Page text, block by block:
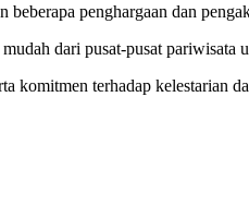
beberapa penghargaan dan
dari pusat-pusat
komitmen terhadap kelestarian